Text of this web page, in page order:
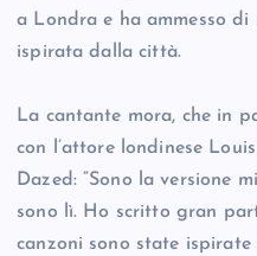
a Londra e ha ammesso
ispirata dalla città.
La cantante mora, che in
con l’attore londinese
Dazed: “Sono la versione
sono lì. Ho scritto gran
canzoni sono state